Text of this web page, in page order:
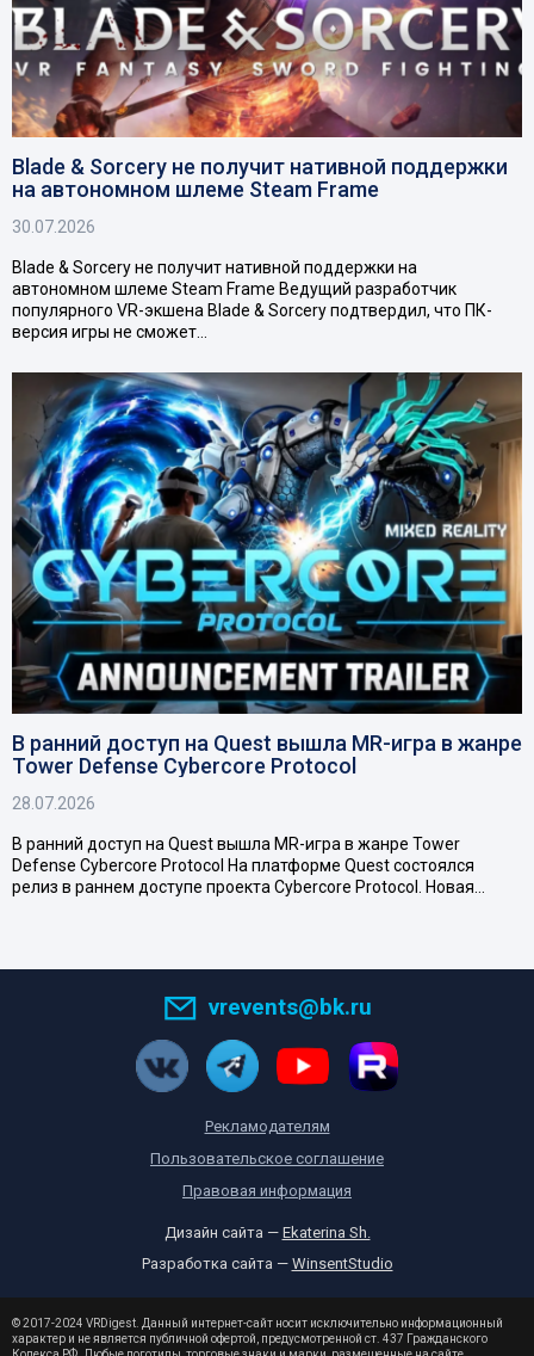
Blade & Sorcery не получит нативной поддержки
на автономном шлеме Steam Frame
30.07.2026
Blade & Sorcery не получит нативной поддержки на
автономном шлеме Steam Frame Ведущий разработчик
популярного VR-экшена Blade & Sorcery подтвердил, что ПК-
версия игры не сможет…
В ранний доступ на Quest вышла MR-игра в жанре
Tower Defense Cybercore Protocol
28.07.2026
В ранний доступ на Quest вышла MR-игра в жанре Tower
Defense Cybercore Protocol На платформе Quest состоялся
релиз в раннем доступе проекта Cybercore Protocol. Новая…
vrevents@bk.ru
Рекламодателям
Пользовательское соглашение
Правовая информация
Дизайн сайта — Ekaterina Sh.
Разработка сайта — WinsentStudio
© 2017-2024 VRDigest. Данный интернет-сайт носит исключительно информационный
характер и не является публичной офертой, предусмотренной ст. 437 Гражданского